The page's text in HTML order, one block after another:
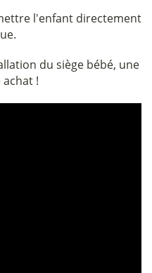
l'enfant directement
du siège bébé, une
!